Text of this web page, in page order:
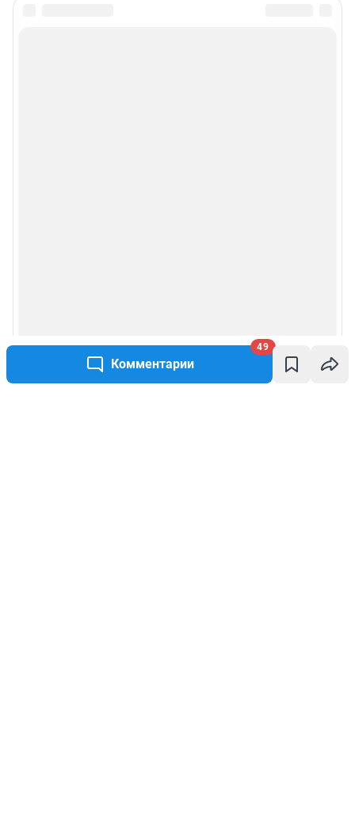
Комментарии
49